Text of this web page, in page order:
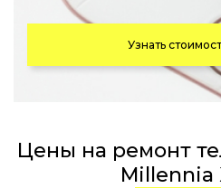
Узнать
Цены на ремонт телефонов Celkon
Millennia